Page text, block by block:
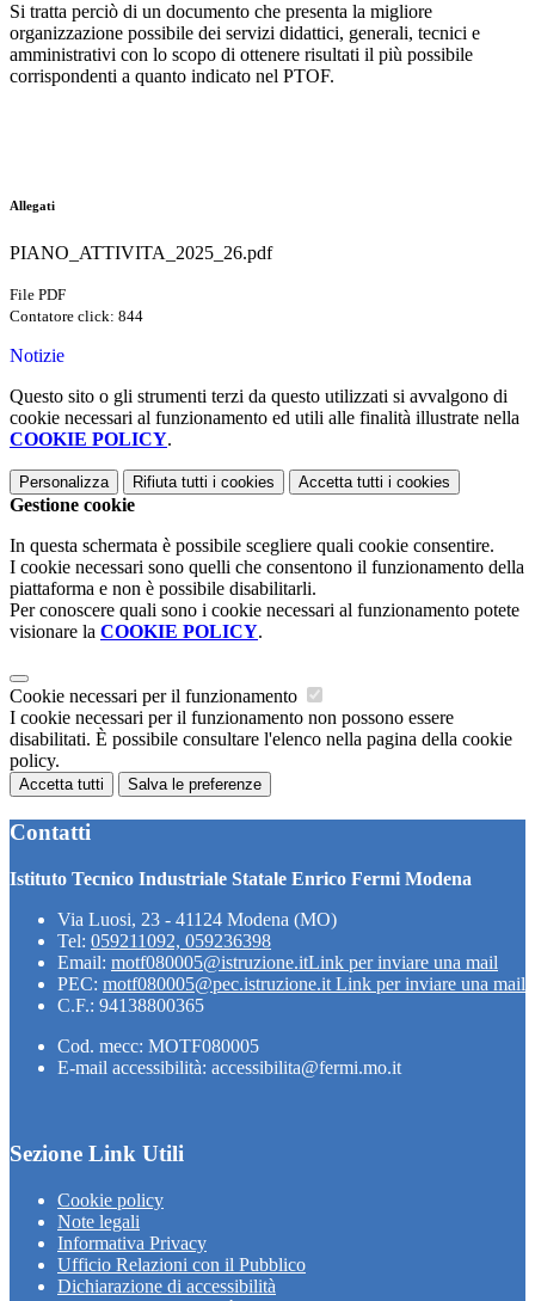
Si tratta perciò di un documento che presenta la migliore
organizzazione possibile dei servizi didattici, generali, tecnici e
amministrativi con lo scopo di ottenere risultati il più possibile
corrispondenti a quanto indicato nel PTOF.
Allegati
PIANO_ATTIVITA_2025_26.pdf
File PDF
Contatore click: 844
Notizie
Questo sito o gli strumenti terzi da questo utilizzati si avvalgono di
cookie necessari al funzionamento ed utili alle finalità illustrate nella
COOKIE POLICY.
Personalizza Rifiuta tutti i cookies Accetta tutti i cookies
Gestione cookie
In questa schermata è possibile scegliere quali cookie consentire.
I cookie necessari sono quelli che consentono il funzionamento della
piattaforma e non è possibile disabilitarli.
Per conoscere quali sono i cookie necessari al funzionamento potete
visionare la COOKIE POLICY.
Cookie necessari per il funzionamento
I cookie necessari per il funzionamento non possono essere
disabilitati. È possibile consultare l'elenco nella pagina della cookie
policy.
Accetta tutti Salva le preferenze
Contatti
Istituto Tecnico Industriale Statale Enrico Fermi Modena
Via Luosi, 23 - 41124 Modena (MO)
Tel: 059211092, 059236398
Email: motf080005@istruzione.itLink per inviare una mail
PEC: motf080005@pec.istruzione.it Link per inviare una mail
C.F.: 94138800365
Cod. mecc: MOTF080005
E-mail accessibilità: accessibilita@fermi.mo.it
Sezione Link Utili
Cookie policy
Note legali
Informativa Privacy
Ufficio Relazioni con il Pubblico
Dichiarazione di accessibilità